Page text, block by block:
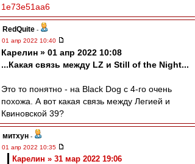
1e73e51aa6
RedQuite -
01 апр 2022 10:40
Карелин » 01 апр 2022 10:08
...Какая связь между LZ и Still of the Night...
Это то понятно - на Black Dog с 4-го очень
похожа. А вот какая связь между Легией и
Квиновской 39?
митхун -
01 апр 2022 10:35
Карелин » 31 мар 2022 19:06